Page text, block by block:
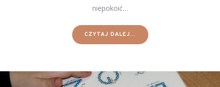
niepokoić…
CZYTAJ DALEJ...